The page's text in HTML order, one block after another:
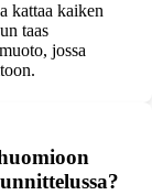
kattaa kaiken
taas
jossa